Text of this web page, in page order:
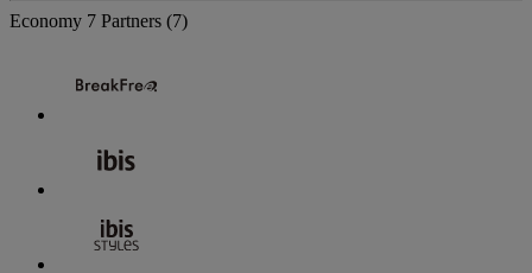
Economy 7 Partners (7)